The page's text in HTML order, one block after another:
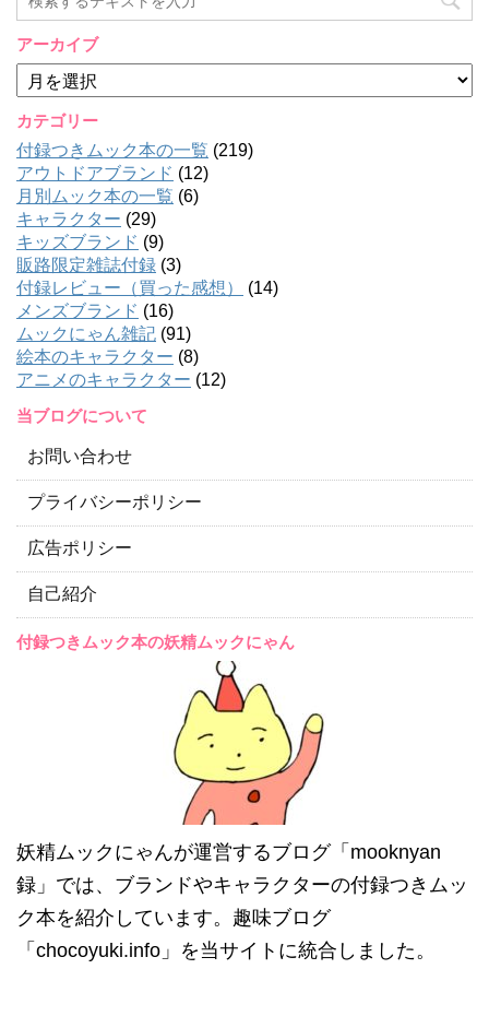
アーカイブ
ア
ー
カ
イ
ブ
カテゴリー
付録つきムック本の一覧 (219)
アウトドアブランド (12)
月別ムック本の一覧 (6)
キャラクター (29)
キッズブランド (9)
販路限定雑誌付録 (3)
付録レビュー（買った感想）
(14)
メンズブランド (16)
ムックにゃん雑記 (91)
絵本のキャラクター (8)
アニメのキャラクター (12)
当ブログについて
お問い合わせ
プライバシーポリシー
広告ポリシー
自己紹介
付録つきムック本の妖精ムックにゃん
妖精ムックにゃんが運営するブログ「mooknyan
録」では、ブランドやキャラクターの付録つきムッ
ク本を紹介しています。趣味ブログ
「chocoyuki.info」を当サイトに統合しました。